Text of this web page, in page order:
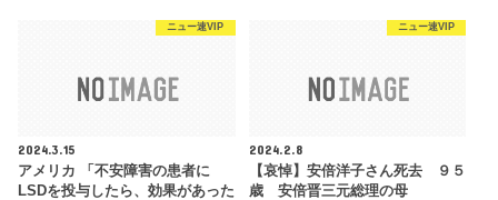
ニュー速VIP
2024.3.15
アメリカ 「不安障害の患者に
LSDを投与したら、効果があった
ニュー速VIP
2024.2.8
【哀悼】安倍洋子さん死去 ９５
歳 安倍晋三元総理の母